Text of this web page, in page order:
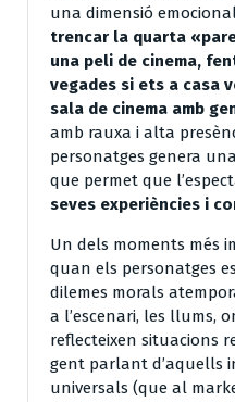
una dimensió
trencar la quarta
una peli de cinema,
vegades si ets a casa
sala de cinema amb
amb rauxa i alta
personatges genera
que permet que
seves experiències i
Un dels moments més
quan els personatges
dilemes morals
a l’escenari, les llums,
reflecteixen situacions
gent parlant d’aquells
universals (que al